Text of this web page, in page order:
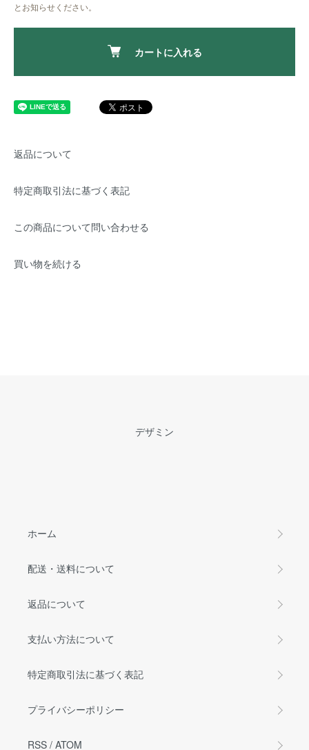
とお知らせください。
カートに入れる
返品について
特定商取引法に基づく表記
この商品について問い合わせる
買い物を続ける
デザミン
ホーム
配送・送料について
返品について
支払い方法について
特定商取引法に基づく表記
プライバシーポリシー
RSS / ATOM